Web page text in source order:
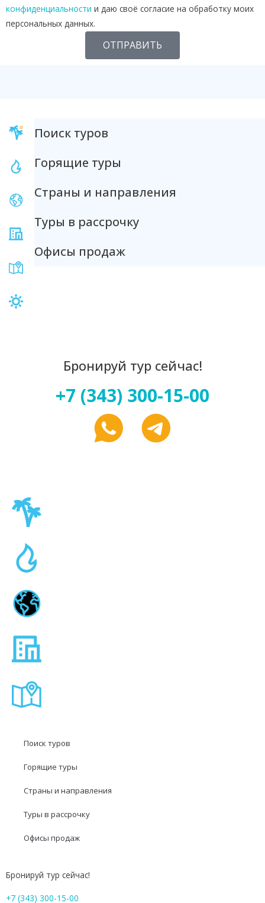
конфиденциальности и даю своё согласие на обработку моих
персональных данных.
ОТПРАВИТЬ
Поиск туров
Горящие туры
Страны и направления
Туры в рассрочку
Офисы продаж
Бронируй тур сейчас!
+7 (343) 300-15-00
Поиск туров
Горящие туры
Страны и направления
Туры в рассрочку
Офисы продаж
Бронируй тур сейчас!
+7 (343) 300-15-00